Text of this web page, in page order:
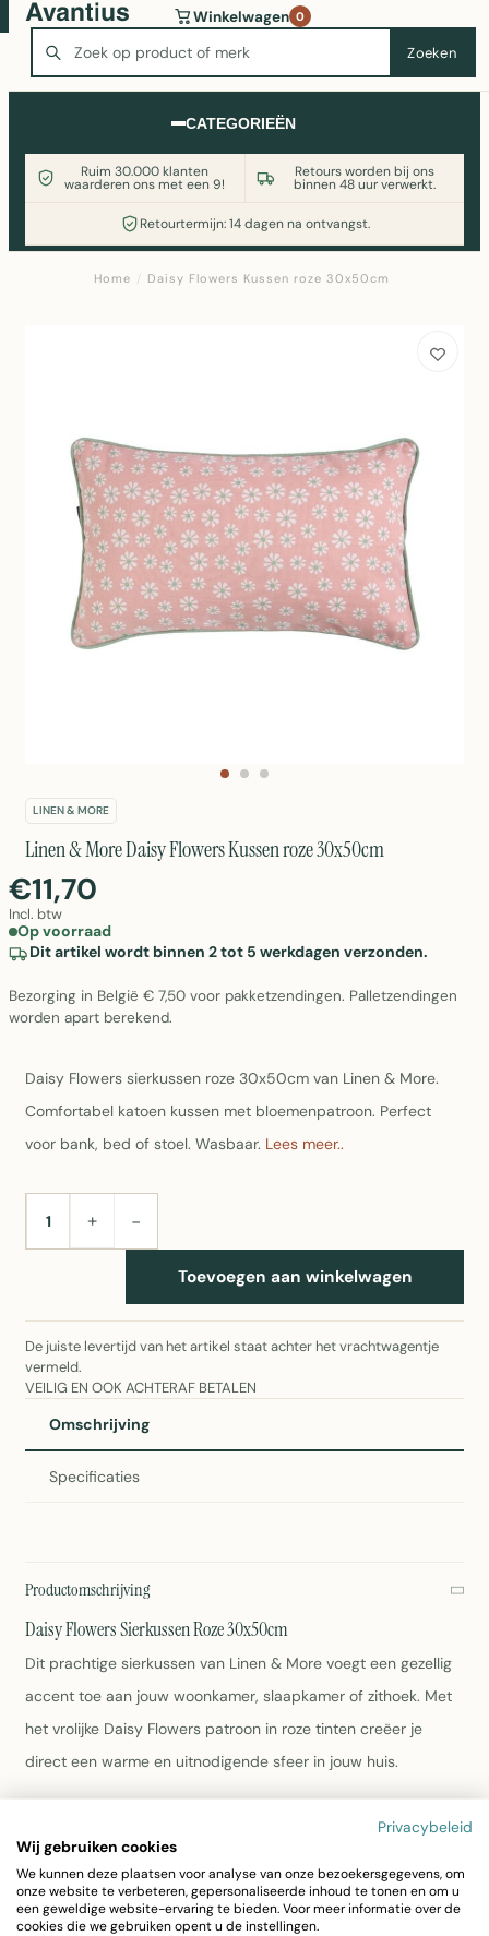
Zoeken
Winkelwagen 0
CATEGORIEËN
Ruim 30.000 klanten
waarderen ons met een 9!
Retours worden bij ons
binnen 48 uur verwerkt.
Retourtermijn: 14 dagen na ontvangst.
Wasmachine of koelkast nodig? Vergelijk alle prijzen op
Witgoedaanbod.nl
Home / Daisy Flowers Kussen roze 30x50cm
LINEN & MORE
Linen & More Daisy Flowers Kussen roze 30x50cm
€11,70
Incl. btw
Op voorraad
Dit artikel wordt binnen 2 tot 5 werkdagen verzonden.
Bezorging in België € 7,50 voor pakketzendingen. Palletzendingen
worden apart berekend.
Daisy Flowers sierkussen roze 30x50cm van Linen & More.
Comfortabel katoen kussen met bloemenpatroon. Perfect
voor bank, bed of stoel. Wasbaar. Lees meer..
AANTAL+ −
Toevoegen aan winkelwagen
De juiste levertijd van het artikel staat achter het vrachtwagentje
vermeld.
VEILIG EN OOK ACHTERAF BETALEN
Omschrijving
Specificaties
Productomschrijving
Daisy Flowers Sierkussen Roze 30x50cm
Dit prachtige sierkussen van Linen & More voegt een gezellig
accent toe aan jouw woonkamer, slaapkamer of zithoek. Met
het vrolijke Daisy Flowers patroon in roze tinten creëer je
direct een warme en uitnodigende sfeer in jouw huis.
Materiaal: 100% katoen
Kleur: Roze met bloemendesign
Gewicht: 350 gram
Wasbaar volgens de instructies op het label
Privacybeleid
Wij gebruiken cookies
We kunnen deze plaatsen voor analyse van onze bezoekersgegevens, om
onze website te verbeteren, gepersonaliseerde inhoud te tonen en om u
een geweldige website-ervaring te bieden. Voor meer informatie over de
cookies die we gebruiken opent u de instellingen.